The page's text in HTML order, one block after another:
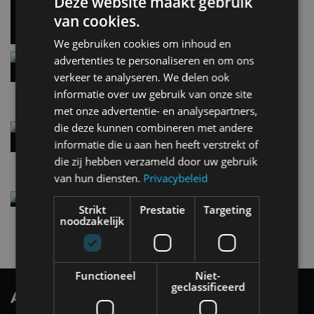
5 aug
Hennessey Blackbird krijgt atmosferische V8 en
handbak: soms is eenvoud leuker
5 aug
Audi A2 e-Tron mikt op verbruik van 12,8 kWh
per 100 kilometer
4 aug
Elektrische Geely E2 (tijdelijk) net zo goedkoop
als een Renault Twingo
4 aug
AutoRAI.nl TV SUBSCRIBE
van cookies.
We gebruiken cookies om inhoud en
advertenties te personaliseren en om ons
verkeer te analyseren. We delen ook
informatie over uw gebruik van onze site
met onze advertentie- en analysepartners,
die deze kunnen combineren met andere
informatie die u aan hen heeft verstrekt of
die zij hebben verzameld door uw gebruik
van hun diensten. Privacybeleid
Strikt
noodzakelijk
Prestatie Targeting
Functioneel
Niet-
geclassificeerd